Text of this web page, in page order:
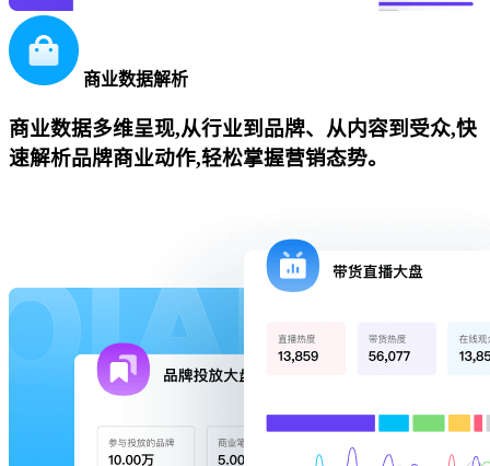
商业数据解析
商业数据多维呈现,从行业到品牌、从内容到受众,快
速解析品牌商业动作,轻松掌握营销态势。